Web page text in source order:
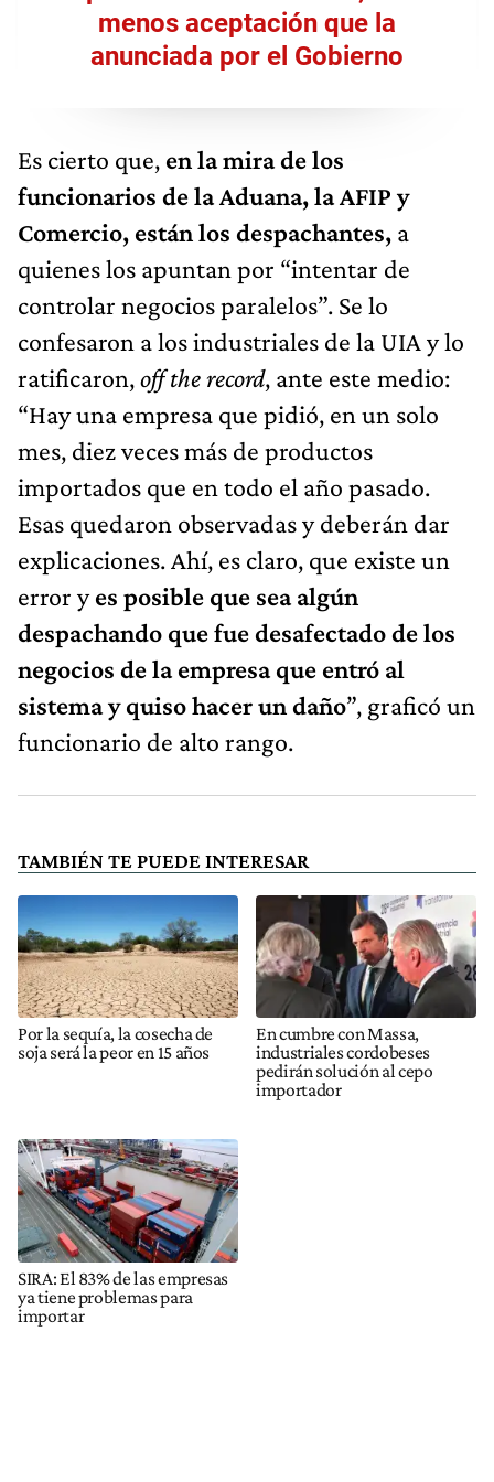
menos aceptación que la
anunciada por el Gobierno
Es cierto que, en la mira de los
funcionarios de la Aduana, la AFIP y
Comercio, están los despachantes, a
quienes los apuntan por “intentar de
controlar negocios paralelos”. Se lo
confesaron a los industriales de la UIA y lo
ratificaron,off the record, ante este medio:
“Hay una empresa que pidió, en un solo
mes, diez veces más de productos
importados que en todo el año pasado.
Esas quedaron observadas y deberán dar
explicaciones. Ahí, es claro, que existe un
error yes posible que sea algún
despachando que fue desafectado de los
negocios de la empresa que entró al
sistema y quiso hacer un daño”, graficó un
funcionario de alto rango.
TAMBIÉN TE PUEDE INTERESAR
Por la sequía, la cosecha de
soja será la peor en 15 años
En cumbre con Massa,
industriales cordobeses
pedirán solución al cepo
importador
SIRA: El 83% de las empresas
ya tiene problemas para
importar